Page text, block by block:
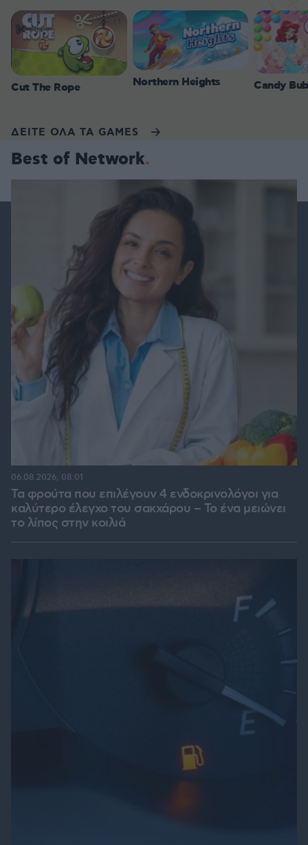
Cut The Rope Northern Heights Candy
ΔΕΙΤΕ ΟΛΑ ΤΑ GAMES
Best of Network
Τα φρούτα που επιλέγουν 4 ενδοκρινολόγοι για
καλύτερο έλεγχο του σακχάρου – Το ένα μειώνει
το λίπος στην κοιλιά
06.08.2026, 08:01